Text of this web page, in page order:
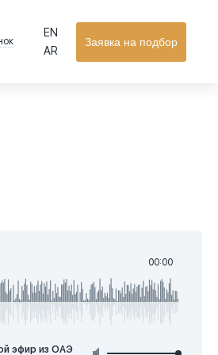
Заявка на подбор
EN
AR
00:00
эфир из ОАЭ